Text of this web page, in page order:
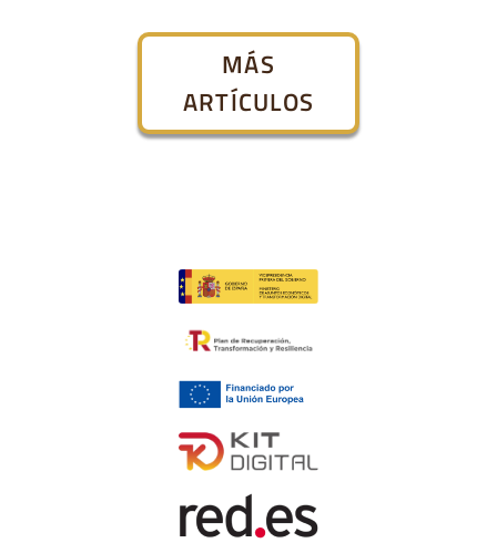
MÁS
ARTÍCULOS